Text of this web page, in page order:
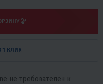
1 КЛИК
не требователен к